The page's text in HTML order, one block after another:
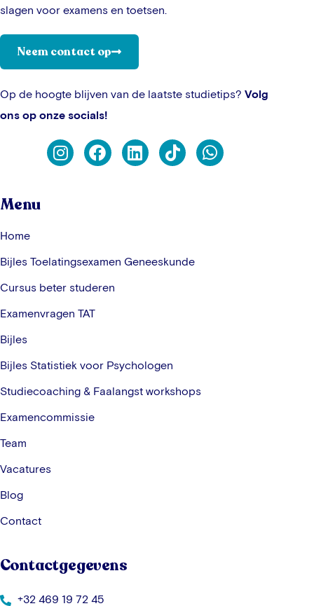
slagen voor examens en toetsen.
Neem contact op
Op de hoogte blijven van de laatste studietips? Volg
ons op onze socials!
Menu
Home
Bijles Toelatingsexamen Geneeskunde
Cursus beter studeren
Examenvragen TAT
Bijles
Bijles Statistiek voor Psychologen
Studiecoaching & Faalangst workshops
Examencommissie
Team
Vacatures
Blog
Contact
Contactgegevens
+32 469 19 72 45